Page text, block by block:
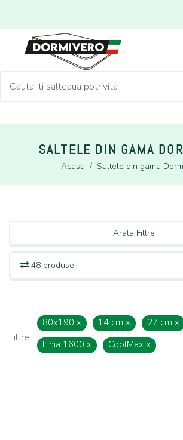
SALTELE DIN GAMA
Acasa / Saltele din gama
Arata Filtre
48 produse
Filtre:
80x190 x 14 cm x 27 cm x
Linia 1600 x CoolMax x